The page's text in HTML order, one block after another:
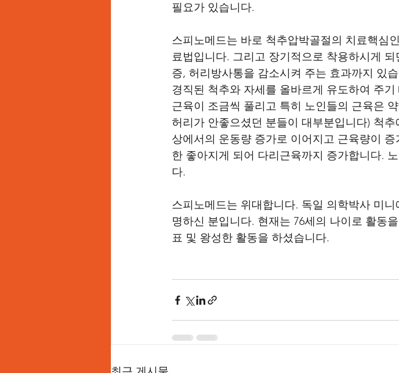
필요가 있습니다.
스피노메드는 바로 척추압박골절의 치료핵심
료법입니다. 그리고 장기적으로 착용하시게
증, 허리방사통을 감소시켜 주는 효과까지 있
경직된 척추와 자세를 올바르게 유도하여 주
근육이 조금씩 풀리고 특히 노인들의 근육은
허리가 안좋으셨던 분들이 대부분입니다) 척
상에서의 운동량 증가로 이어지고 근육량이
한 좋아지게 되어 다리근육까지 증가합니다.
다.
스피노메드는 위대합니다. 독일 의학박사 미
명하신 분입니다. 현재는 76세의 나이로 활동
표 및 왕성한 활동을 하셨습니다.